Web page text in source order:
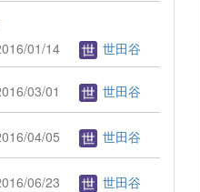
01/14 世田谷
03/01 世田谷
04/05 世田谷
06/23 世田谷